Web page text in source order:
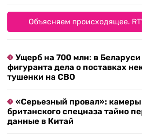
Объясняем происходящее.
Ущерб на 700 млн: в
фигуранта дела о поставках
тушенки на СВО
«Серьезный провал»: камеры
британского спецназа тайно
данные в Китай